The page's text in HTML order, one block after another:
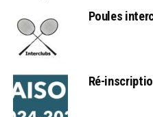
Poules
Ré-